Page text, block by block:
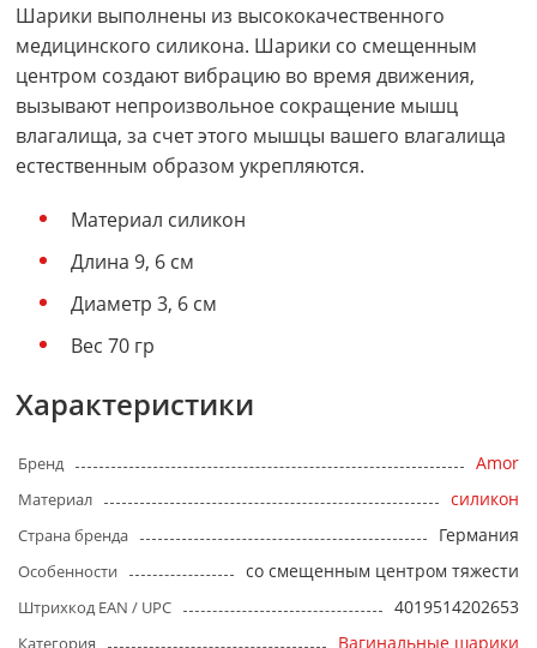
Шарики выполнены из высококачественного
медицинского силикона. Шарики со смещенным
центром создают вибрацию во время движения,
вызывают непроизвольное сокращение мышц
влагалища, за счет этого мышцы вашего влагалища
естественным образом укрепляются.
Материал силикон
Длина 9, 6 см
Диаметр 3, 6 см
Вес 70 гр
Характеристики
Бренд Amor
Материал силикон
Страна бренда Германия
Особенности со смещенным центром тяжести
Штрихкод EAN / UPC 4019514202653
Категория Вагинальные шарики